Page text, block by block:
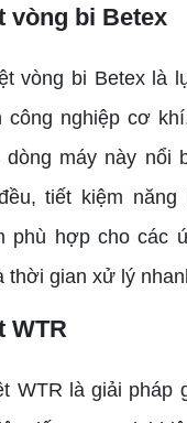
vòng bi Betex
bi Betex là
công nghiệp cơ
dòng máy này nổi
tiết kiệm
phù hợp cho các
thời gian xử lý
WTR
là giải pháp